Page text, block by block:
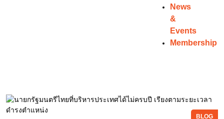
News
&
Events
Membership
BLOG